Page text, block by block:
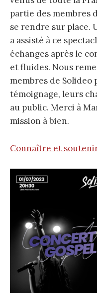
partie des membres
se rendre sur place.
a assisté à ce
échanges après le
et fluides. Nous
membres de
témoignage, leurs
au public. Merci à
mission à bien.
Connaître et